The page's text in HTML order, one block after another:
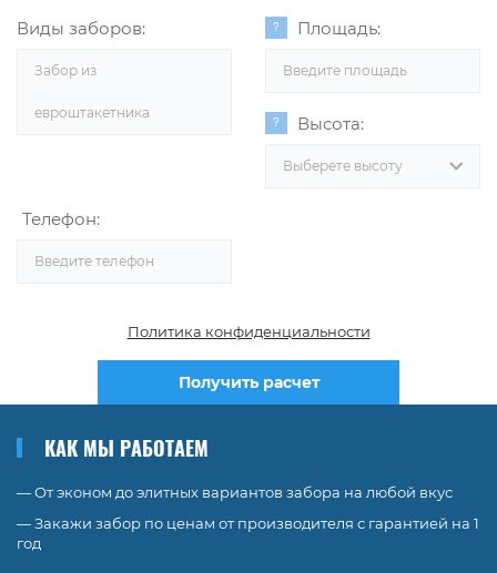
Виды заборов:
Забор из
евроштакетника
Площадь:
Высота:
Выберете высоту
Телефон:
Политика конфиденциальности
Получить расчет
КАК МЫ РАБОТАЕМ
— От эконом до элитных вариантов забора на любой вкус
— Закажи забор по ценам от производителя с гарантией на 1
год